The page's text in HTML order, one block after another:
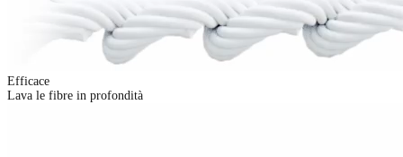
Efficace
Lava le fibre in profondità